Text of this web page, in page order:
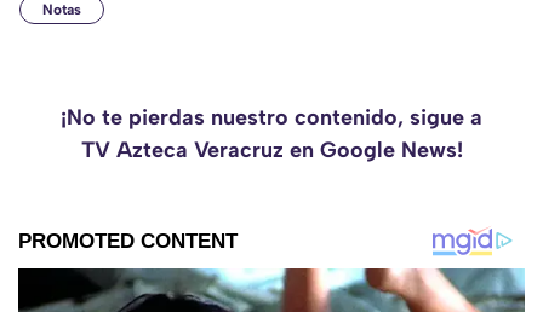
Notas
¡No te pierdas nuestro contenido, sigue a
TV Azteca Veracruz en Google News!